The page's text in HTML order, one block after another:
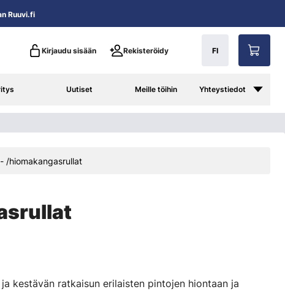
Kirjaudu sisään Rekisteröidy FI
Uutiset Meille töihin Yhteystiedot
Ruuvi.fi
/hiomakangasrullat
kestävän ratkaisun erilaisten pintojen hiontaan ja